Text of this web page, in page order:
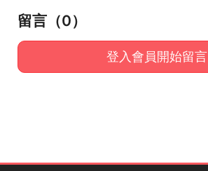
留言（0）
登入會員開始留言